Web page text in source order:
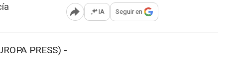
Abrir opciones para compartir
IA Seguir en
PRESS) -